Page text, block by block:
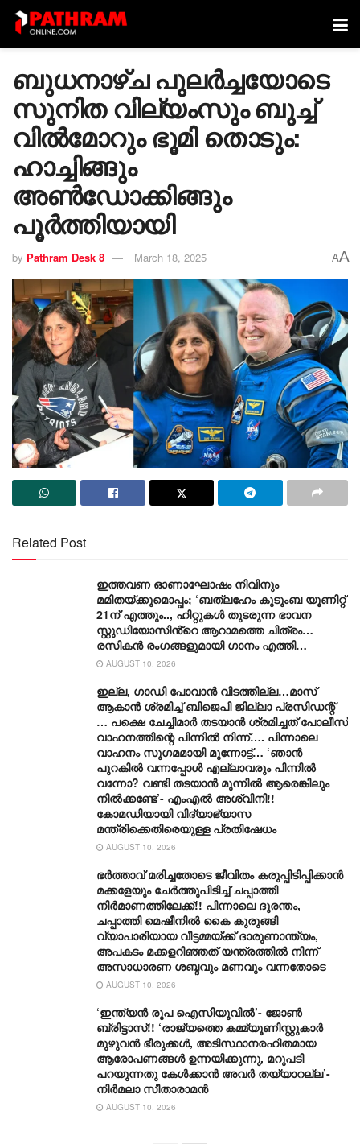
ബുധനാഴ്ച പുലർച്ചയോടെ
സുനിത വില്യംസും ബുച്ച്
വില്‍മോറും ഭൂമി തൊടും:
ഹാച്ചിങ്ങും
അണ്‍ഡോക്കിങ്ങും
പൂർത്തിയായി
by Pathram Desk 8 March 18, 2025 AA
Related Post
ഇത്തവണ ഓണാഘോഷം നിവിനും
മമിതയ്ക്കുമൊപ്പം; ‘ബത്‍ലഹേം കുടുംബ യൂണിറ്റ്
21ന് എത്തും.., ഹിറ്റുകൾ തുടരുന്ന ഭാവന
സ്റ്റുഡിയോസിൻ്റെ ആറാമത്തെ ചിത്രം…
രസികൻ രംഗങ്ങളുമായി ഗാനം എത്തി…
AUGUST 10, 2026
ഇല്ല, ​ഗാഡി പോവാൻ വിടത്തില്ല…മാസ്
ആകാൻ ശ്രമിച്ച് ബിജെപി ജില്ലാ പ്രസിഡന്റ്
… പക്ഷെ ചേച്ചിമാർ തടയാൻ ശ്രമിച്ചത് പോലീസ്
വാഹനത്തിന്റെ പിന്നിൽ നിന്ന്…. പിന്നാലെ
വാഹനം സു​ഗമമായി മുന്നോട്ട്… ‘ഞാൻ
പുറകിൽ വന്നപ്പോൾ എല്ലാവരും പിന്നിൽ
വന്നോ? വണ്ടി തടയാൻ മുന്നിൽ ആരെങ്കിലും
നിൽക്കണ്ടേ’- എംഎൽ അശ്വിനി!!
കോമഡിയായി വിദ്യാഭ്യാസ
മന്ത്രിക്കെതിരെയുള്ള പ്രതിഷേധം
AUGUST 10, 2026
ഭർത്താവ് മരിച്ചതോടെ ജീവിതം കരുപ്പിടിപ്പിക്കാൻ
മക്കളേയും ചേർത്തുപിടിച്ച് ചപ്പാത്തി
നിർമാണത്തിലേക്ക്!! പിന്നാലെ ദുരന്തം,
ചപ്പാത്തി മെഷീനിൽ കൈ കുരുങ്ങി
വ്യാപാരിയായ വീട്ടമ്മയ്ക്ക് ദാരുണാന്ത്യം,
അപകടം മക്കളറിഞ്ഞത് യന്ത്രത്തിൽ നിന്ന്
അസാധാരണ ശബ്ദവും മണവും വന്നതോടെ
AUGUST 10, 2026
‘ഇന്ത്യൻ രൂപ ഐസിയുവിൽ’- ജോൺ
ബ്രിട്ടാസ്!! ‘രാജ്യത്തെ കമ്മ്യൂണിസ്റ്റുകാർ
മുഴുവൻ ഭീരുക്കൾ, അടിസ്ഥാനരഹിതമായ
ആരോപണങ്ങൾ ഉന്നയിക്കുന്നു, മറുപടി
പറയുന്നതു കേൾക്കാൻ അവർ തയ്യാറല്ല’-
നിർമലാ സീതാരാമൻ
AUGUST 10, 2026